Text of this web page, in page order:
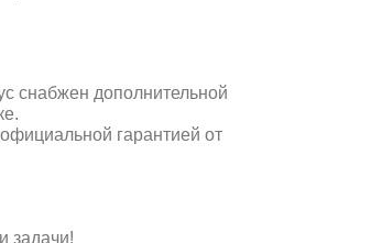
снабжен дополнительной
официальной гарантией от
задачи!